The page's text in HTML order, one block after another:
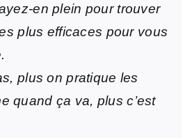
en plein pour trouver
plus efficaces pour vous
plus on pratique les
quand ça va, plus c’est